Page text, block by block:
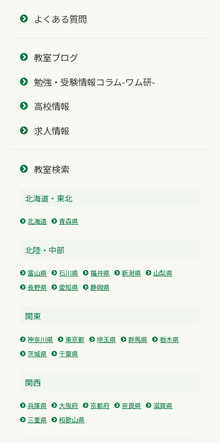
よくある質問
教室ブログ
勉強・受験情報コラム-ワム研-
高校情報
求人情報
教室検索
北海道・東北
北海道 青森県
北陸・中部
富山県 石川県 福井県 新潟県
山梨県
長野県
愛知県 静岡県
関東
神奈川県 東京都 埼玉県 群馬県
栃木県
茨城県
千葉県
関西
兵庫県 大阪府 京都府 奈良県
滋賀県
三重県
和歌山県